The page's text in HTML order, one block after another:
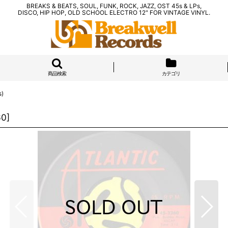
BREAKS & BEATS, SOUL, FUNK, ROCK, JAZZ, OST 45s & LPs,
DISCO, HIP HOP, OLD SCHOOL ELECTRO 12" FOR VINTAGE VINYL.
商品検索 カテゴリ
]